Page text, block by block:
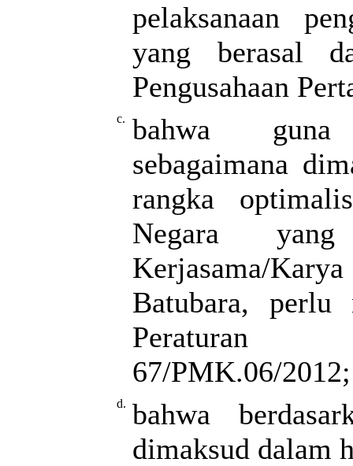
pelaksanaan
yang berasal
Pengusahaan
c. bahwa guna
sebagaimana
rangka
Negara
Kerjasama/
Batubara, perlu
Peraturan
67/PMK.06/2012;
d. bahwa
dimaksud dalam